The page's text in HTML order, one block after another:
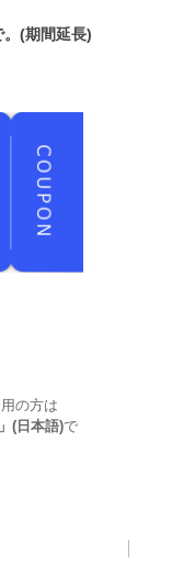
(期間延長)
の方は
(日本語)で